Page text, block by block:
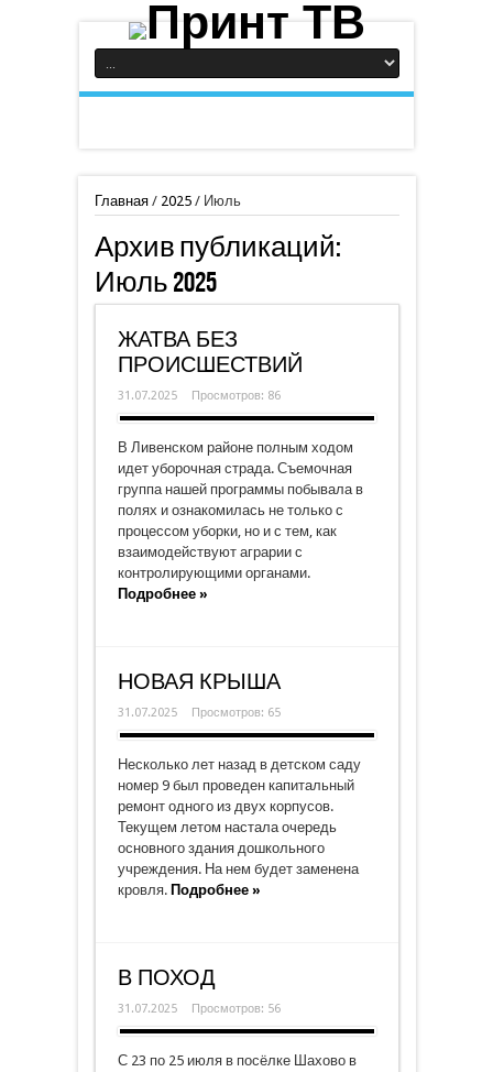
Главная/ 2025/ Июль
Архив публикаций:
Июль 2025
ЖАТВА БЕЗ
ПРОИСШЕСТВИЙ
31.07.2025 Просмотров: 86
В Ливенском районе полным ходом
идет уборочная страда. Съемочная
группа нашей программы побывала в
полях и ознакомилась не только с
процессом уборки, но и с тем, как
взаимодействуют аграрии с
контролирующими органами.
Подробнее »
НОВАЯ КРЫША
31.07.2025 Просмотров: 65
Несколько лет назад в детском саду
номер 9 был проведен капитальный
ремонт одного из двух корпусов.
Текущем летом настала очередь
основного здания дошкольного
учреждения. На нем будет заменена
кровля. Подробнее »
В ПОХОД
31.07.2025 Просмотров: 56
С 23 по 25 июля в посёлке Шахово в